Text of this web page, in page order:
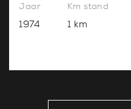
Jaar
1974
Km stand
1 km